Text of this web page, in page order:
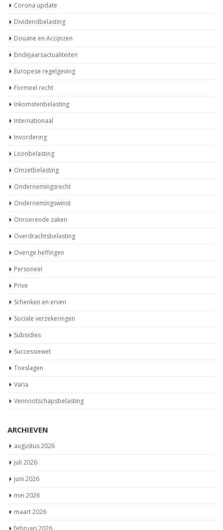
Corona update
Dividendbelasting
Douane en Accijnzen
Eindejaarsactualiteiten
Europese regelgeving
Formeel recht
Inkomstenbelasting
Internationaal
Invordering
Loonbelasting
Omzetbelasting
Ondernemingsrecht
Ondernemingswinst
Onroerende zaken
Overdrachtsbelasting
Overige heffingen
Personeel
Prive
Schenken en erven
Sociale verzekeringen
Subsidies
Successiewet
Toeslagen
Varia
Vennootschapsbelasting
ARCHIEVEN
augustus 2026
juli 2026
juni 2026
mei 2026
maart 2026
februari 2026